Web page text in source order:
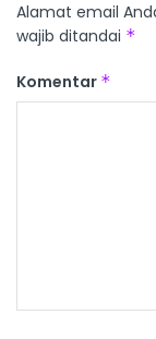
Alamat email
wajib ditandai *
Komentar *